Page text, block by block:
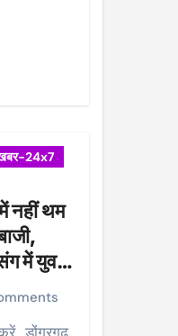
24x7
नहीं थम
में युवक